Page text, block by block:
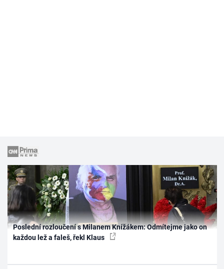
Poslední rozloučení s Milanem Knížákem: Odmítejme jako on
každou lež a faleš, řekl Klaus